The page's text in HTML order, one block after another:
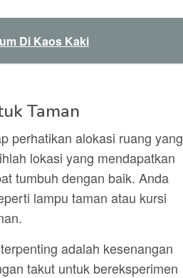
Di Kaos Kaki
Taman
perhatikan alokasi ruang yang
lokasi yang mendapatkan
tumbuh dengan baik. Anda
lampu taman atau kursi
adalah kesenangan
takut untuk bereksperimen